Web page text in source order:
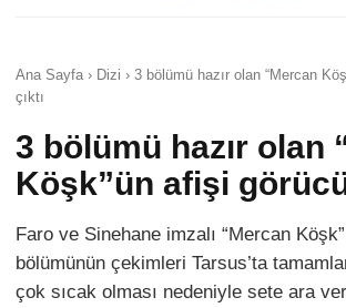
Ana Sayfa › Dizi › 3 bölümü hazır olan “Mercan
çıktı
3 bölümü hazır olan
Köşk”ün afişi
Faro ve Sinehane imzalı “Mercan
bölümünün çekimleri Tarsus’ta
çok sıcak olması nedeniyle sete ara